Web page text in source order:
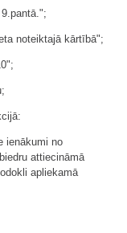
noteiktajā kārtībā";
ienākumi no
attiecināmā
apliekamā